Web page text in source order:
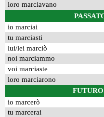
loro marciavano
io marciai
tu marciasti
lui/lei marciò
noi marciammo
voi marciaste
loro marciarono
io marcerò
tu marcerai